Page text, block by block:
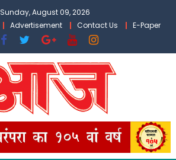
Sunday, August 09, 2026
Advertisement Contact Us E-Paper